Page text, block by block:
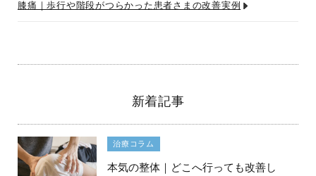
膝痛｜歩行や階段がつらかった患者さまの改善実例
新着記事
治療コラム
本気の整体｜どこへ行っても改善し